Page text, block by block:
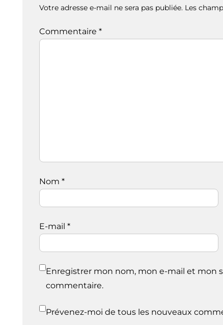
Votre adresse e-mail ne sera pas publiée. Les
Commentaire *
Nom *
E-mail *
Enregistrer mon nom, mon e-mail et mon
commentaire.
Prévenez-moi de tous les nouveaux